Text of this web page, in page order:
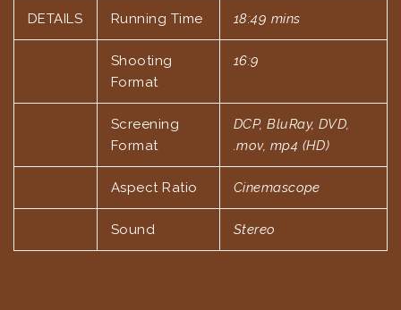
panel
panel
satın al
Panel
DETAILS Running Time 18:49 mins
Shooting
Format
16:9
Screening
Format
DCP, BluRay, DVD,
.mov, mp4 (HD)
Aspect Ratio Cinemascope
Sound Stereo